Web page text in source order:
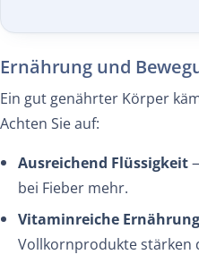
Ernährung und
Ein gut genährter Körper
Achten Sie auf:
Ausreichend Flüssigkeit
bei Fieber mehr.
Vitaminreiche Ernährung
Vollkornprodukte stärken